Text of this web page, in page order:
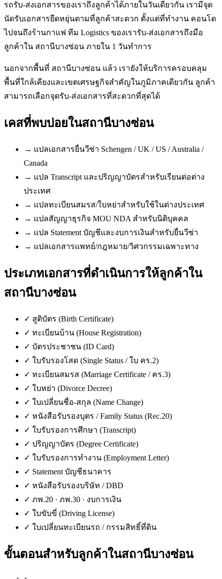
รถรับ-ส่งเอกสารของเราถึงลูกค้าได้ภายในวันเดียวกัน เรามีจุด
นัดรับเอกสารยืดหยุ่นตามที่ลูกค้าสะดวก ตั้งแต่ที่ทำงาน คอนโด
ไปจนถึงร้านกาแฟ ทีม Logistics ของเรารับ-ส่งเอกสารถึงมือ
ลูกค้าใน สถานีบางซ่อน ภายใน 1 วันทำการ
นอกจากพื้นที่ สถานีบางซ่อน แล้ว เรายังให้บริการครอบคลุม
พื้นที่ใกล้เคียงและเขตเศรษฐกิจสำคัญในภูมิภาคเดียวกัน ลูกค้า
สามารถเลือกจุดรับ-ส่งเอกสารที่สะดวกที่สุดได้
เคสที่พบบ่อยในสถานีบางซ่อน
→ แปลเอกสารยื่นวีซ่า Schengen / UK / US / Australia /
Canada
→ แปล Transcript และปริญญาบัตรสำหรับเรียนต่อต่าง
ประเทศ
→ แปลทะเบียนสมรส/ใบหย่าสำหรับใช้ในต่างประเทศ
→ แปลสัญญาธุรกิจ MOU NDA สำหรับนิติบุคคล
→ แปล Statement บัญชีและงบการเงินสำหรับยื่นวีซ่า
→ แปลเอกสารแพทย์/กฎหมาย/วิศวกรรมเฉพาะทาง
ประเภทเอกสารที่ดำเนินการให้ลูกค้าใน
สถานีบางซ่อน
✓ สูติบัตร (Birth Certificate)
✓ ทะเบียนบ้าน (House Registration)
✓ บัตรประชาชน (ID Card)
✓ ใบรับรองโสด (Single Status / ใบ คร.2)
✓ ทะเบียนสมรส (Marriage Certificate / คร.3)
✓ ใบหย่า (Divorce Decree)
✓ ใบเปลี่ยนชื่อ-สกุล (Name Change)
✓ หนังสือรับรองบุตร / Family Status (Rec.20)
✓ ใบรับรองการศึกษา (Transcript)
✓ ปริญญาบัตร (Degree Certificate)
✓ ใบรับรองการทำงาน (Employment Letter)
✓ Statement บัญชีธนาคาร
✓ หนังสือรับรองบริษัท / DBD
✓ ภพ.20 · ภพ.30 · งบการเงิน
✓ ใบขับขี่ (Driving License)
✓ ใบเปลี่ยนทะเบียนรถ / กรรมสิทธิ์ที่ดิน
ขั้นตอนสำหรับลูกค้าในสถานีบางซ่อน